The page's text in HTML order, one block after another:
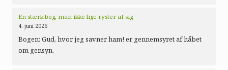
En stærk bog, man ikke lige ryster af sig
4. juni 2026
Bogen: Gud, hvor jeg savner ham! er gennemsyret af håbet
om gensyn.